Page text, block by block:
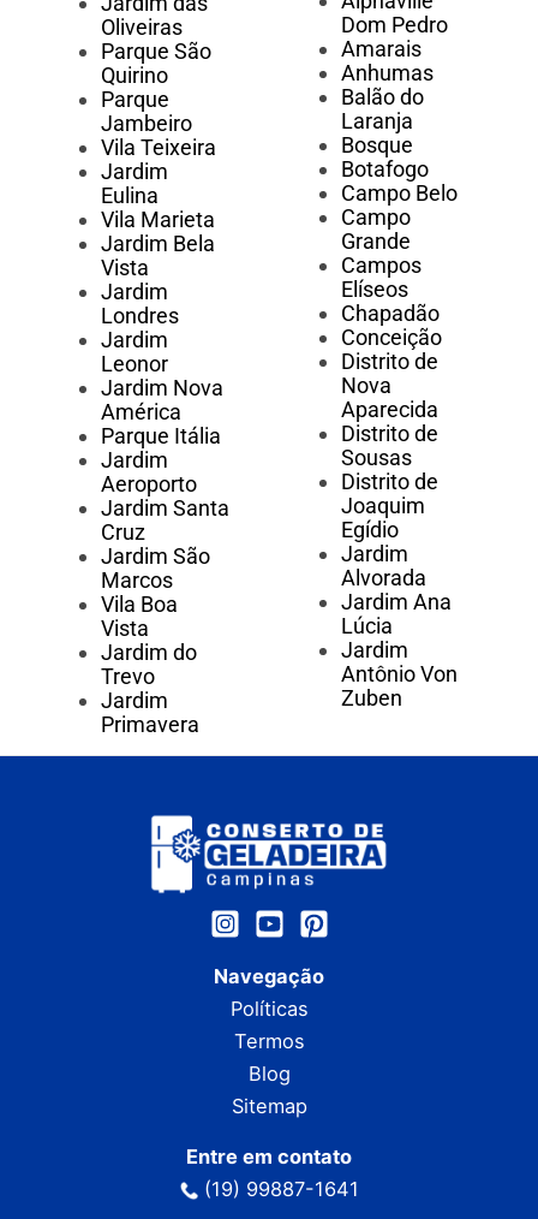
Oliveiras
Parque São
Quirino
Parque
Jambeiro
Vila Teixeira
Jardim
Eulina
Vila Marieta
Jardim Bela
Vista
Jardim
Londres
Jardim
Leonor
Jardim Nova
América
Parque Itália
Jardim
Aeroporto
Jardim Santa
Cruz
Jardim São
Marcos
Vila Boa
Vista
Jardim do
Trevo
Jardim
Primavera
Dom Pedro
Amarais
Anhumas
Balão do
Laranja
Bosque
Botafogo
Campo Belo
Campo
Grande
Campos
Elíseos
Chapadão
Conceição
Distrito de
Nova
Aparecida
Distrito de
Sousas
Distrito de
Joaquim
Egídio
Jardim
Alvorada
Jardim Ana
Lúcia
Jardim
Antônio Von
Zuben
Navegação
Políticas
Termos
Blog
Sitemap
Entre em contato
(19) 99887-1641